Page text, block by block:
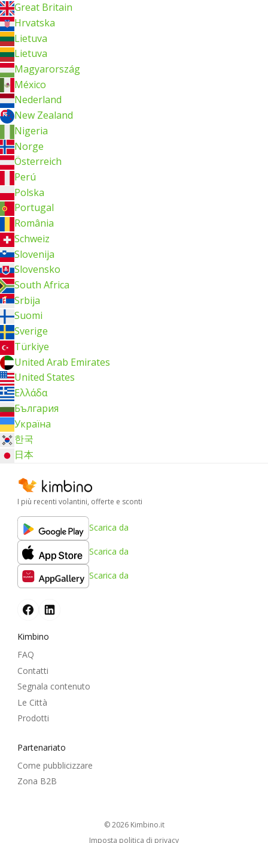
Great Britain
Hrvatska
Lietuva
Lietuva
Magyarország
México
Nederland
New Zealand
Nigeria
Norge
Österreich
Perú
Polska
Portugal
România
Schweiz
Slovenija
Slovensko
South Africa
Srbija
Suomi
Sverige
Türkiye
United Arab Emirates
United States
Ελλάδα
България
Україна
한국
日本
I più recenti volantini, offerte e sconti
Scarica da
Scarica da
Scarica da
Kimbino
FAQ
Contatti
Segnala contenuto
Le Città
Prodotti
Partenariato
Come pubblicizzare
Zona B2B
© 2026 kimbino.it
Imposta politica di privacy